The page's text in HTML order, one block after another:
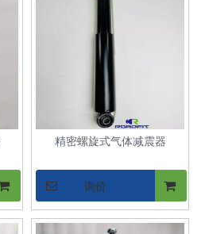
精密螺旋式气体减震器
询价